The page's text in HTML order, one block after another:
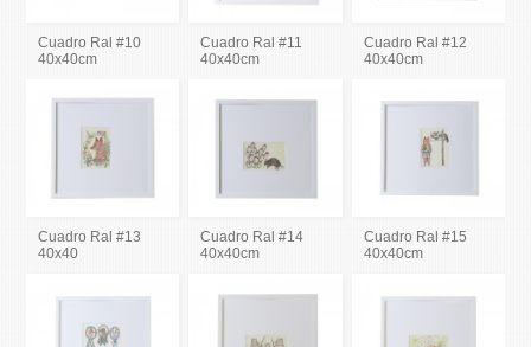
Cuadro Ral #10
40x40cm
Cuadro Ral #11
40x40cm
Cuadro Ral #12
40x40cm
Cuadro Ral #13
40x40
Cuadro Ral #14
40x40cm
Cuadro Ral #15
40x40cm